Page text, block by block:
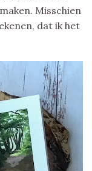
Misschien
dat ik het